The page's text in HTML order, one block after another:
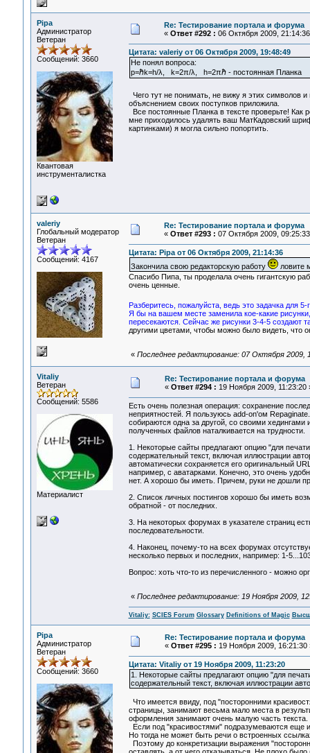
Pipa
Администратор
Ветеран
Сообщений: 3660
Квантовая
инструменталистка
Re: Тестирование портала и форума
« Ответ #292 : 06 Октября 2009,
Цитата: valeriy от 06 Октября 2009, 19:48:49
Не понял вопроса:
p=ℏk=h/λ, k=2π/λ, h=2πℏ - постоянная Планка
Чего тут не понимать, не вижу я этих символов
объяснением своих поступков приложила.
Все постоянные Планка в тексте проверьте!
мне приходилось удалять ваш МатКадовский
картинками) я могла сильно попортить.
valeriy
Глобальный модератор
Ветеран
Сообщений: 4167
Re: Тестирование портала и форума
« Ответ #293 : 07 Октября 2009,
Цитата: Pipa от 06 Октября 2009, 21:14:36
Закончила свою редакторскую работу
ловите
Спасибо Пипа, ты проделала очень гигантскую
очень ценные.
Разберитесь, пожалуйста, ведь это задачка для
Я бы на вашем месте заменила кое-какие
пересекаются. Сейчас же рисунки 3-4-5 создают
другими цветами, чтобы можно было видеть, что
« Последнее редактирование: 07 Октября 2009,
Vitaliy
Ветеран
Сообщений: 5586
Материалист
Re: Тестирование портала и форума
« Ответ #294 : 19 Ноября 2009, 11:23:20
Есть очень полезная операция: сохранение
неприятностей. Я пользуюсь add-on'ом
собираются одна за другой, со своими
полученных файлов наталкивается на трудности.
1. Некоторые сайты предлагают опцию "для
содержательный текст, включая иллюстрации
автоматически сохраняется его оригинальный
например, с аватарками. Конечно, это очень
нет. А хорошо бы иметь. Причем, руки не дошли
2. Список личных постингов хорошо бы иметь
обратной - от последних.
3. На некоторых форумах в указателе страниц
последовательности.
4. Наконец, почему-то на всех форумах
несколько первых и последних, например: 1-
Вопрос: хоть что-то из перечисленного - можно
« Последнее редактирование: 19 Ноября 2009,
Vitaliy: SCIES Forum Glossary Definitions of Magic
Pipa
Администратор
Ветеран
Сообщений: 3660
Re: Тестирование портала и форума
« Ответ #295 : 19 Ноября 2009, 16:21:30
Цитата: Vitaliy от 19 Ноября 2009, 11:23:20
1. Некоторые сайты предлагают опцию "для
содержательный текст, включая иллюстрации
Что имеется ввиду, под "посторонними
страницы, занимают весьма мало места в
оформления занимают очень малую часть текста.
Если под "красивостями" подразумеваются еще
Но тогда не может быть речи о встроенных
Поэтому до конкретизации выражения